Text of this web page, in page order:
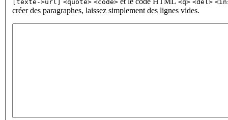
[texte->url] <quote> <code> <q> <del>
créer des paragraphes, laissez simplement des lignes vides.